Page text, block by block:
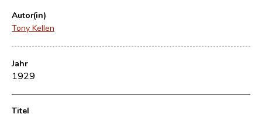
Autor(in)
Tony Kellen
Jahr
1929
Titel